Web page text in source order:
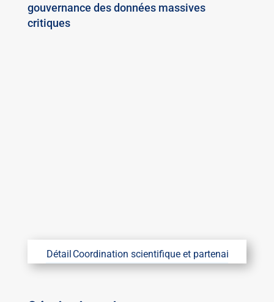
gouvernance des données massives
critiques
Détail Coordination scientifique et partenaires